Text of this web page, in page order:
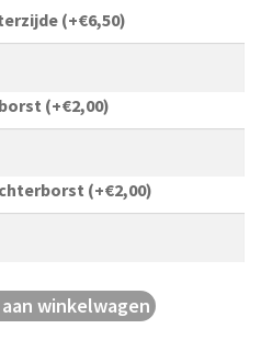
(+€6,50)
(+€2,00)
(+€2,00)
winkelwagen